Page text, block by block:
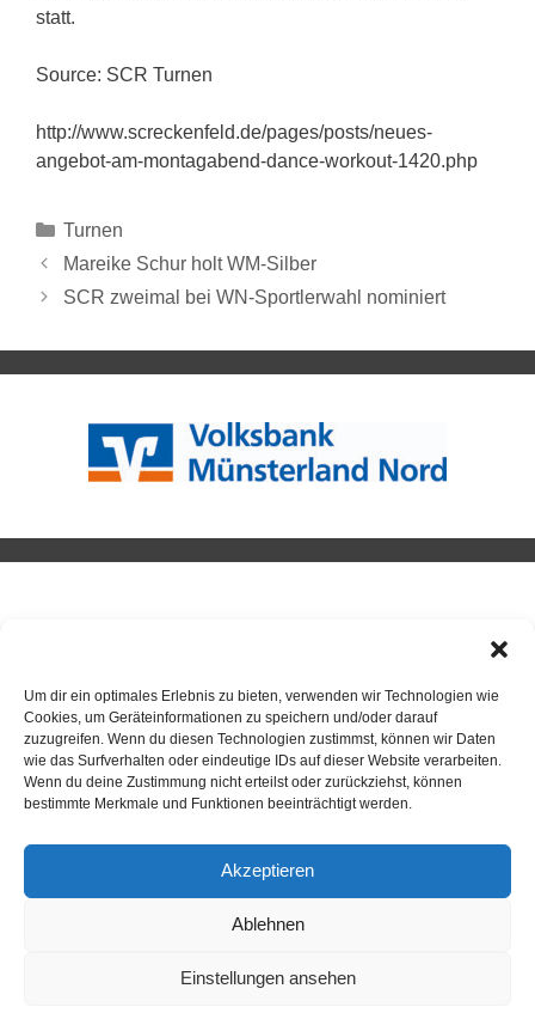
Um dir ein optimales Erlebnis zu bieten, verwenden wir Technologien wie
Cookies, um Geräteinformationen zu speichern und/oder darauf
zuzugreifen. Wenn du diesen Technologien zustimmst, können wir Daten
wie das Surfverhalten oder eindeutige IDs auf dieser Website verarbeiten.
Wenn du deine Zustimmung nicht erteilst oder zurückziehst, können
bestimmte Merkmale und Funktionen beeinträchtigt werden.
Akzeptieren
Ablehnen
Einstellungen ansehen
statt.
Source: SCR Turnen
http://www.screckenfeld.de/pages/posts/neues-
angebot-am-montagabend-dance-workout-1420.php
Turnen
Mareike Schur holt WM-Silber
SCR zweimal bei WN-Sportlerwahl nominiert
Neuigkeiten
Turnen
Kurse
ANSPRECHPARTNER TURNEN